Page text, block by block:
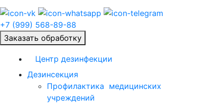
+7 (999) 568-89-88
Заказать обработку
Центр дезинфекции
Дезинсекция
Профилактика медицинских
учреждений